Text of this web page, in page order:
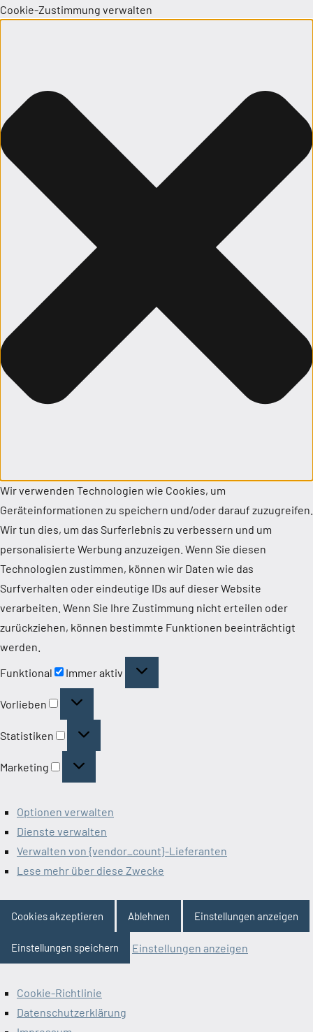
Cookie-Zustimmung verwalten
Wir verwenden Technologien wie Cookies, um
Geräteinformationen zu speichern und/oder darauf zuzugreifen.
Wir tun dies, um das Surferlebnis zu verbessern und um
personalisierte Werbung anzuzeigen. Wenn Sie diesen
Technologien zustimmen, können wir Daten wie das
Surfverhalten oder eindeutige IDs auf dieser Website
verarbeiten. Wenn Sie Ihre Zustimmung nicht erteilen oder
zurückziehen, können bestimmte Funktionen beeinträchtigt
werden.
Funktional
Immer aktiv
Vorlieben
Vorlieben
Statistiken
Statistiken
Marketing
Marketing
Optionen verwalten
Dienste verwalten
Verwalten von {vendor_count}-Lieferanten
Lese mehr über diese Zwecke
Cookies akzeptieren Ablehnen Einstellungen anzeigen
Einstellungen speichern Einstellungen anzeigen
Cookie-Richtlinie
Datenschutzerklärung